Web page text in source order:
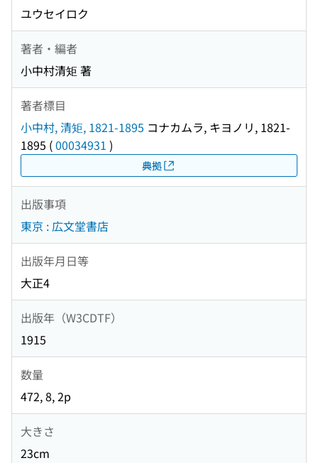
ユウセイロク
著者・編者
小中村清矩 著
著者標目
小中村, 清矩, 1821-1895 コナカムラ, キヨノリ, 1821-
1895 (00034931 )
典拠
出版事項
東京 : 広文堂書店
出版年月日等
大正4
出版年（W3CDTF）
1915
数量
472, 8, 2p
大きさ
23cm